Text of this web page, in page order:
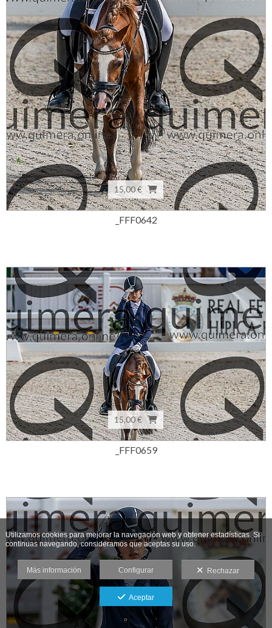
15,00 €
_FFF0642
15,00 €
_FFF0659
Utilizamos cookies para mejorar la navegación web y obtener estadísticas. Si
continuas navegando, consideramos que aceptas su uso.
Más información Configurar Rechazar
Aceptar